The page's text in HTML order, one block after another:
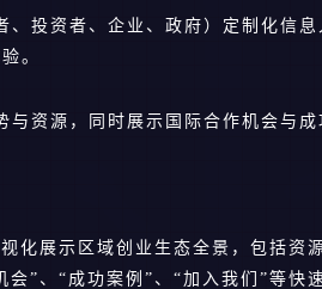
投资者、企业、政府）定制化信息
。
资源，同时展示国际合作机会与成
展示区域创业生态全景，包括资
”、“成功案例”、“加入我们”等快